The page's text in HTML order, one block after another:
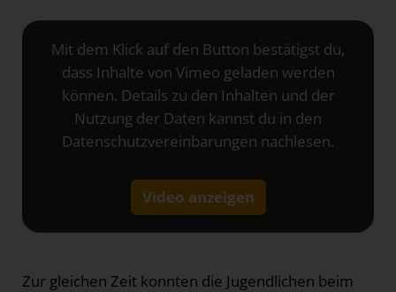
Mit dem Klick auf den Button bestätigst du,
dass Inhalte von Vimeo geladen werden
können. Details zu den Inhalten und der
Nutzung der Daten kannst du in den
Datenschutzvereinbarungen nachlesen.
Video anzeigen
Zur gleichen Zeit konnten die Jugendlichen beim